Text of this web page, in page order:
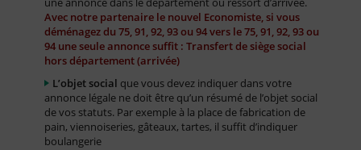
Avec notre partenaire le nouvel Economiste, si vous
déménagez du 75, 91, 92, 93 ou 94 vers le 75, 91, 92, 93 ou
94 une seule annonce suffit : Transfert de siège social
hors département (arrivée)
L’objet social que vous devez indiquer dans votre
annonce légale ne doit être qu’un résumé de l’objet social
de vos statuts. Par exemple à la place de fabrication de
pain, viennoiseries, gâteaux, tartes, il suffit d’indiquer
boulangerie